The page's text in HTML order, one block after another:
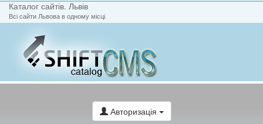
Каталог сайтів. Львів
Всі сайти Львова в одному місці
Авторизація